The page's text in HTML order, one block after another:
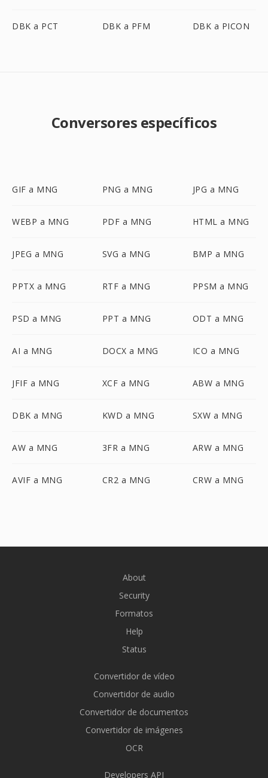
DBK a PCT DBK a PFM DBK a PICON
Conversores específicos
GIF a MNG PNG a MNG JPG a MNG
WEBP a MNG PDF a MNG HTML a MNG
JPEG a MNG SVG a MNG BMP a MNG
PPTX a MNG RTF a MNG PPSM a MNG
PSD a MNG PPT a MNG ODT a MNG
AI a MNG DOCX a MNG ICO a MNG
JFIF a MNG XCF a MNG ABW a MNG
DBK a MNG KWD a MNG SXW a MNG
AW a MNG 3FR a MNG ARW a MNG
AVIF a MNG CR2 a MNG CRW a MNG
About
Security
Formatos
Help
Status
Convertidor de vídeo
Convertidor de audio
Convertidor de documentos
Convertidor de imágenes
OCR
Developers API